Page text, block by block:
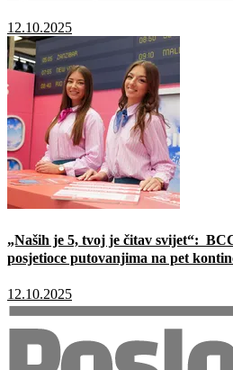
12.10.2025
„Naših je 5, tvoj je čitav svijet“:
posjetioce putovanjima na pet
12.10.2025